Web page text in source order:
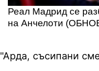
Реал Мадрид се
на Анчелоти
"Арда, съсипани